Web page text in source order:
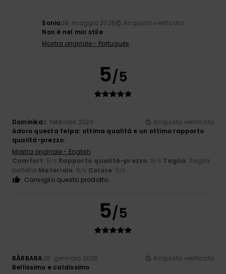
Sonia29. maggio 2026
Acquisto verificato
Non è nel mio stile
Mostra originale - Português
5/5
Dominika3. febbraio 2026
Acquisto verificato
Adoro questa felpa: ottima qualità e un ottimo rapporto
qualità-prezzo.
Mostra originale - English
Comfort: 5/5 Rapporto qualità-prezzo: 5/5 Taglia: Taglia
perfetta Materiale: 5/5 Colore: 5/5
Consiglio questo prodotto
5/5
BÁRBARA26. gennaio 2026
Acquisto verificato
Bellissimo e caldissimo